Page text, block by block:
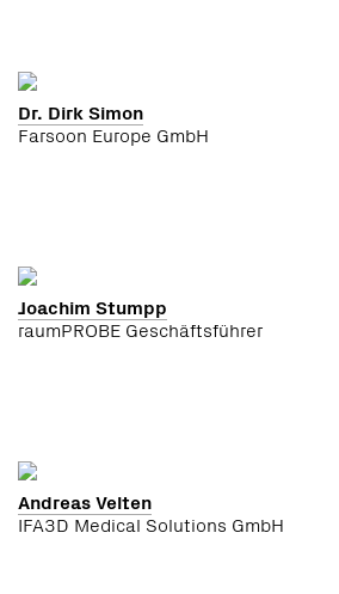
Dr. Dirk Simon
Farsoon Europe GmbH
Joachim Stumpp
raumPROBE Geschäftsführer
Andreas Velten
IFA3D Medical Solutions GmbH